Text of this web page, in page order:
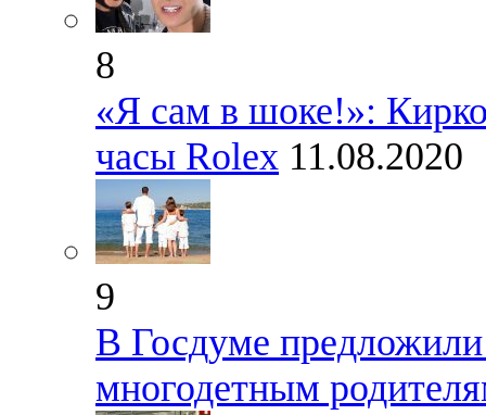
8
«Я сам в шоке!»:
часы Rolex 11.08.2020
9
В Госдуме
многодетным